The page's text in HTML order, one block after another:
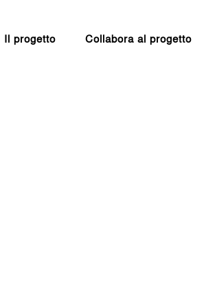
Il progetto Collabora al progetto